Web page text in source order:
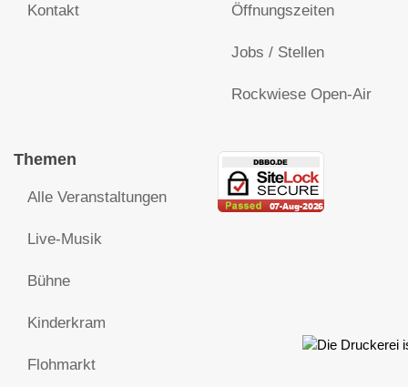
Kontakt Öffnungszeiten
Jobs / Stellen
Rockwiese Open-Air
Themen
Alle Veranstaltungen
Live-Musik
Bühne
Kinderkram
Flohmarkt